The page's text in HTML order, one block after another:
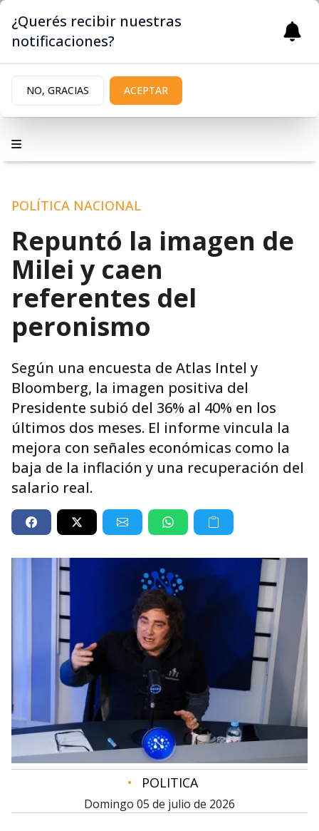
POLÍTICA NACIONAL
Repuntó la imagen de
Milei y caen
referentes del
peronismo
Según una encuesta de Atlas Intel y
Bloomberg, la imagen positiva del
Presidente subió del 36% al 40% en los
últimos dos meses. El informe vincula la
mejora con señales económicas como la
baja de la inflación y una recuperación del
salario real.
• POLITICA
domingo 05 de julio de 2026
¿Querés recibir nuestras
notificaciones?
NO, GRACIAS ACEPTAR